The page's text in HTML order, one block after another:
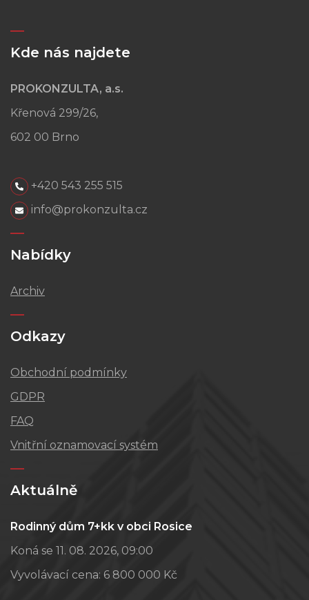
Kde nás najdete
PROKONZULTA, a.s.
Křenová 299/26,
602 00 Brno
+420 543 255 515
info@prokonzulta.cz
Nabídky
Archiv
Odkazy
Obchodní podmínky
GDPR
FAQ
Vnitřní oznamovací systém
Aktuálně
Rodinný dům 7+kk v obci Rosice
Koná se 11. 08. 2026, 09:00
Vyvolávací cena: 6 800 000 Kč